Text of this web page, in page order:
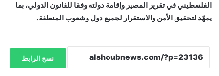
الفلسطيني في تقرير المصير وإقامة دولته وفقا للقانون الدولي، بما
يمهّد لتحقيق الأمن والاستقرار لجميع دول وشعوب المنطقة.
نسخ الرابط